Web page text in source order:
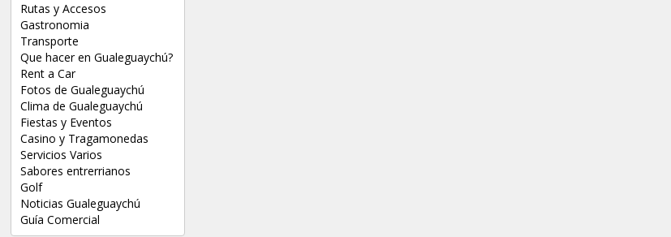
Rutas y Accesos
Gastronomia
Transporte
Que hacer en Gualeguaychú?
Rent a Car
Fotos de Gualeguaychú
Clima de Gualeguaychú
Fiestas y Eventos
Casino y Tragamonedas
Servicios Varios
Sabores entrerrianos
Golf
Noticias Gualeguaychú
Guía Comercial